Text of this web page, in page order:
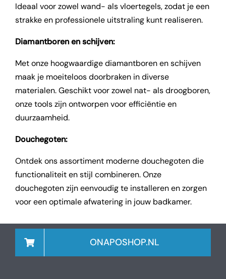
Ideaal voor zowel wand- als vloertegels, zodat je een
strakke en professionele uitstraling kunt realiseren.
Diamantboren en schijven:
Met onze hoogwaardige diamantboren en schijven
maak je moeiteloos doorbraken in diverse
materialen. Geschikt voor zowel nat- als droogboren,
onze tools zijn ontworpen voor efficiëntie en
duurzaamheid.
Douchegoten:
Ontdek ons assortiment moderne douchegoten die
functionaliteit en stijl combineren. Onze
douchegoten zijn eenvoudig te installeren en zorgen
voor een optimale afwatering in jouw badkamer.
ONAPOSHOP.NL